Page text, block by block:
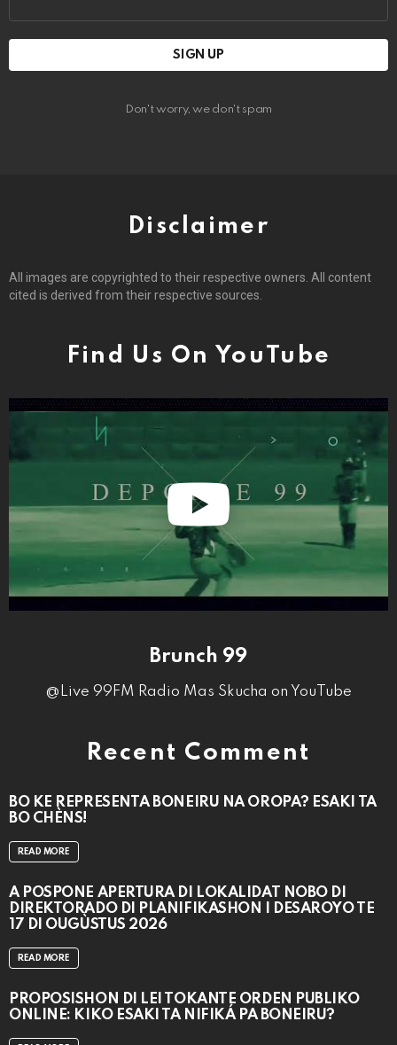
Don't worry, we don't spam
Disclaimer
All images are copyrighted to their respective owners. All content
cited is derived from their respective sources.
Find Us On YouTube
Brunch 99
@Live 99FM Radio Mas Skucha on YouTube
Recent Comment
BO KE REPRESENTÁ BONEIRU NA OROPA? ESAKI TA
BO CHÈNS!
READ MORE
A POSPONÉ APERTURA DI LOKALIDAT NOBO DI
DIREKTORADO DI PLANIFIKASHON I DESAROYO TE
17 DI OUGÙSTUS 2026
READ MORE
PROPOSISHON DI LEI TOKANTE ÒRDEN PÚBLIKO
ONLINE: KIKO ESAKI TA NIFIKÁ PA BONEIRU?